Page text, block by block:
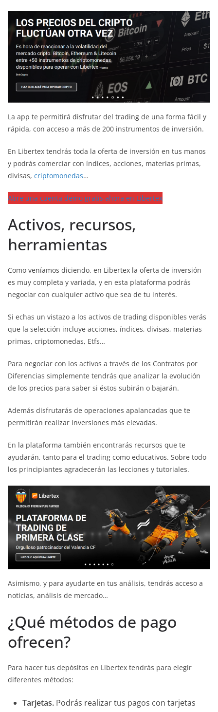
La app te permitirá disfrutar del trading de una forma fácil y
rápida, con acceso a más de 200 instrumentos de inversión.
En Libertex tendrás toda la oferta de inversión en tus manos
y podrás comerciar con índices, acciones, materias primas,
divisas, criptomonedas…
Abre una cuenta demo gratis ahora en Libertex
Activos, recursos,
herramientas
Como veníamos diciendo, en Libertex la oferta de inversión
es muy completa y variada, y en esta plataforma podrás
negociar con cualquier activo que sea de tu interés.
Si echas un vistazo a los activos de trading disponibles verás
que la selección incluye acciones, índices, divisas, materias
primas, criptomonedas, Etfs…
Para negociar con los activos a través de los Contratos por
Diferencias simplemente tendrás que analizar la evolución
de los precios para saber si éstos subirán o bajarán.
Además disfrutarás de operaciones apalancadas que te
permitirán realizar inversiones más elevadas.
En la plataforma también encontrarás recursos que te
ayudarán, tanto para el trading como educativos. Sobre todo
los principiantes agradecerán las lecciones y tutoriales.
Asimismo, y para ayudarte en tus análisis, tendrás acceso a
noticias, análisis de mercado…
¿Qué métodos de pago
ofrecen?
Para hacer tus depósitos en Libertex tendrás para elegir
diferentes métodos:
Tarjetas. Podrás realizar tus pagos con tarjetas